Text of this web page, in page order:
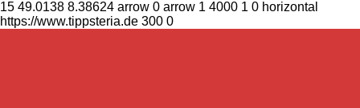
15 49.0138 8.38624 arrow 0 arrow 1 4000 1 0 horizontal
https://www.tippsteria.de 300 0